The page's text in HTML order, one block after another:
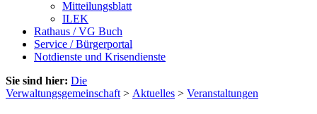
Mitteilungsblatt
ILEK
Rathaus / VG Buch
Service / Bürgerportal
Notdienste und Krisendienste
Sie sind hier: Die
Verwaltungsgemeinschaft > Aktuelles > Veranstaltungen